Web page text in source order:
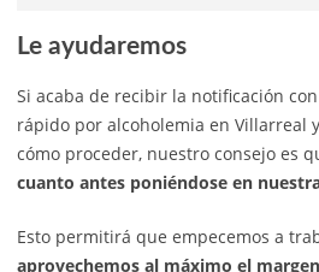
Le ayudaremos
Si acaba de recibir la notificación
rápido por alcoholemia en Villarreal
cómo proceder, nuestro consejo es
cuanto antes poniéndose en
Esto permitirá que empecemos a
aprovechemos al máximo el